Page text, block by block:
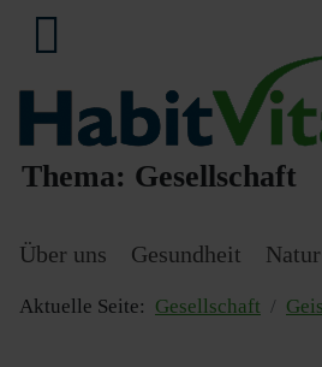
Thema: Gesellschaft
Über uns Gesundheit Natur
Aktuelle Seite: Gesellschaft